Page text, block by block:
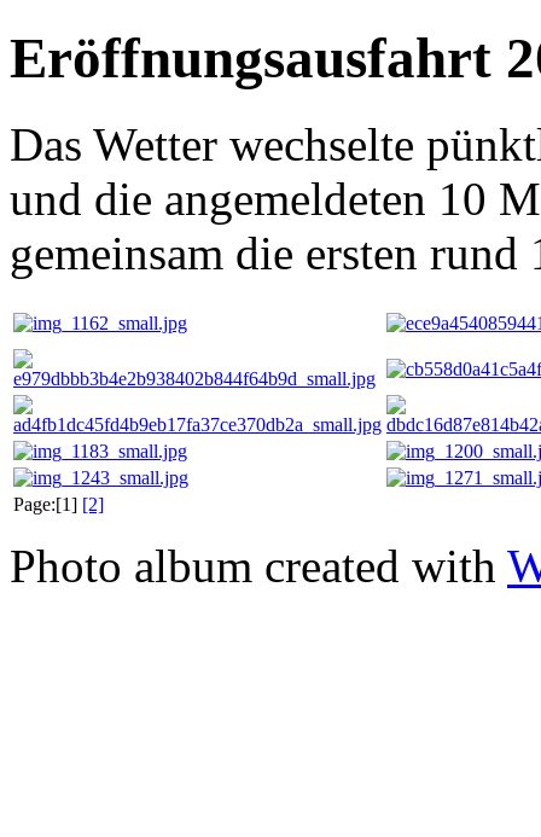
Eröffnungsausfahrt
Das Wetter wechselte
und die angemeldeten 10
gemeinsam die ersten
Page:[1] [2]
Photo album created with